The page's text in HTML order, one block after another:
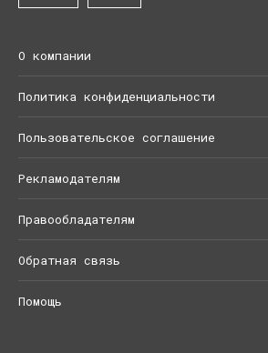
О компании
Политика конфиденциальности
Пользовательское соглашение
Рекламодателям
Правообладателям
Обратная связь
Помощь